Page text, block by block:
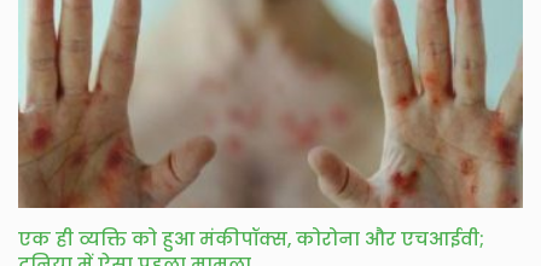
एक ही व्यक्ति को हुआ मंकीपॉक्स, कोरोना और एचआईवी;